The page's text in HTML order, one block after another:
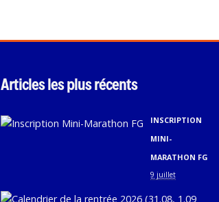
Articles les plus récents
INSCRIPTION
MINI-
MARATHON FG
9 juillet